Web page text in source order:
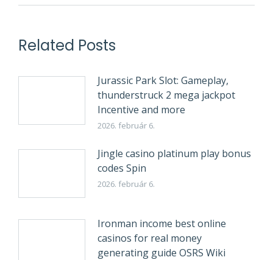
Related Posts
Jurassic Park Slot: Gameplay,
thunderstruck 2 mega jackpot
Incentive and more
2026. február 6.
Jingle casino platinum play bonus
codes Spin
2026. február 6.
Ironman income best online
casinos for real money
generating guide OSRS Wiki